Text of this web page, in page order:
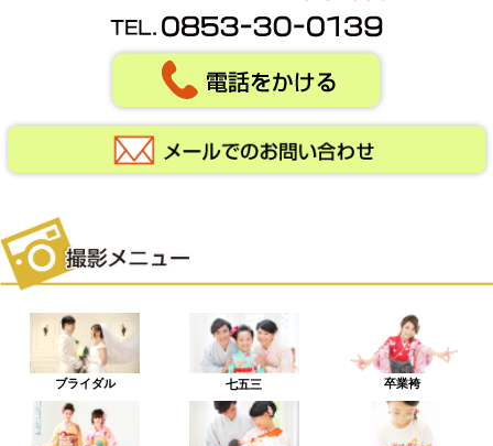
ブライダル 七五三 卒業袴